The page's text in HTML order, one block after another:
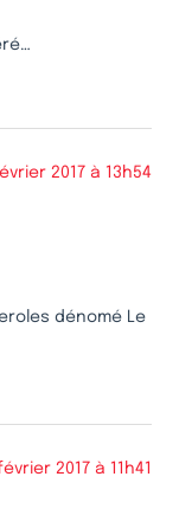
2017 à 13h54
dénomé Le
2017 à 11h41